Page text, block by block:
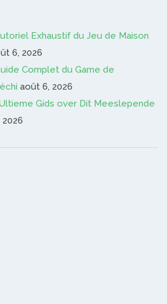
Exhaustif du Jeu de Maison
6, 2026
Complet du Game de
août 6, 2026
Gids over Dit Meeslepende